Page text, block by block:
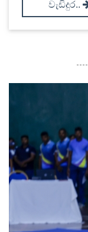
වැඩිදුර..